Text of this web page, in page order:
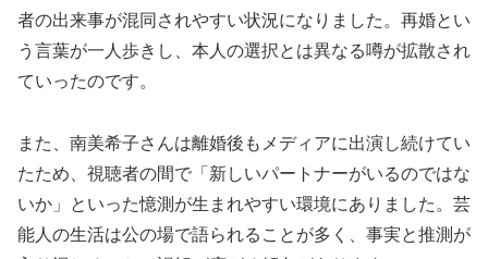
者の出来事が混同されやすい状況になりました。再婚とい
う言葉が一人歩きし、本人の選択とは異なる噂が拡散され
ていったのです。
また、南美希子さんは離婚後もメディアに出演し続けてい
たため、視聴者の間で「新しいパートナーがいるのではな
いか」といった憶測が生まれやすい環境にありました。芸
能人の生活は公の場で語られることが多く、事実と推測が